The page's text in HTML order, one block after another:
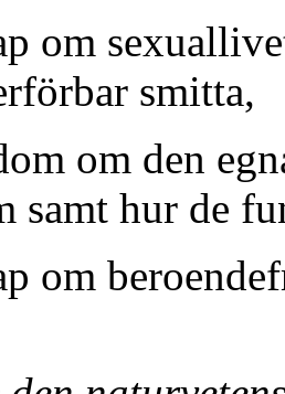
om
smitta,
om den
samt hur de
om